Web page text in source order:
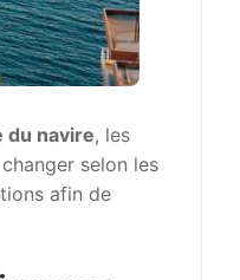
du navire, les
selon les
afin de